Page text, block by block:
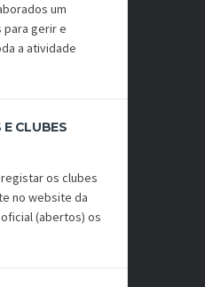
um
gerir e
a atividade
CLUBES
os clubes
no website da
(abertos) os